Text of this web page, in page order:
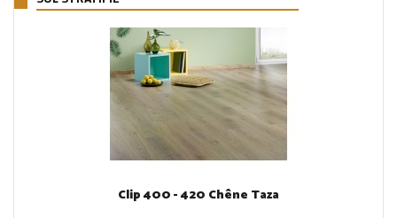
Clip 400 - 420 Chêne Taza